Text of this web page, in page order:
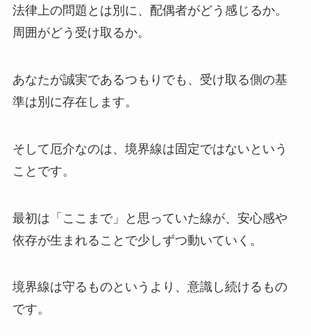
法律上の問題とは別に、配偶者がどう感じるか。
周囲がどう受け取るか。
あなたが誠実であるつもりでも、受け取る側の基
準は別に存在します。
そして厄介なのは、境界線は固定ではないという
ことです。
最初は「ここまで」と思っていた線が、安心感や
依存が生まれることで少しずつ動いていく。
境界線は守るものというより、意識し続けるもの
です。